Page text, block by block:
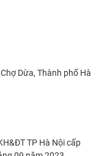
Dừa, Thành phố Hà
TP Hà Nội cấp